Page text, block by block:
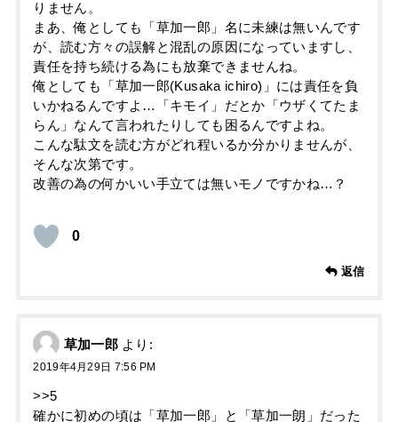
りません。
まあ、俺としても「草加一郎」名に未練は無いんです
が、読む方々の誤解と混乱の原因になっていますし、
責任を持ち続ける為にも放棄できませんね。
俺としても「草加一郎(Kusaka ichiro)」には責任を負
いかねるんですよ…「キモイ」だとか「ウザくてたま
らん」なんて言われたりしても困るんですよね。
こんな駄文を読む方がどれ程いるか分かりませんが、
そんな次第です。
改善の為の何かいい手立ては無いモノですかね…？
0
返信
草加一郎 より:
2019年4月29日 7:56 PM
>>5
確かに初めの頃は「草加一郎」と「草加一朗」だった